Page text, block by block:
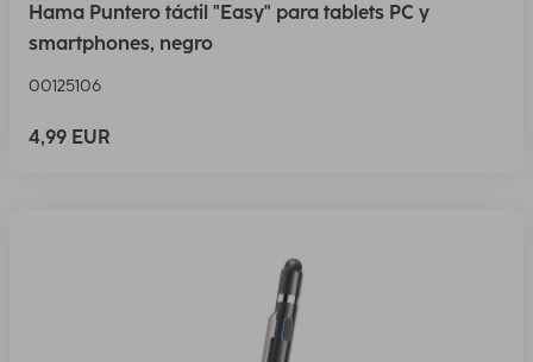
Hama Puntero táctil "Easy" para tablets PC y
smartphones, negro
00125106
4,99 EUR